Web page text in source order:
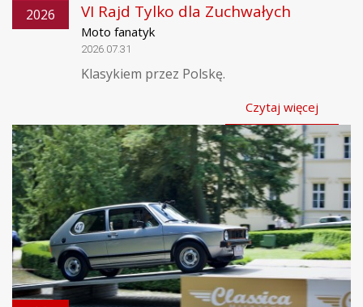
2026
VI Rajd Tylko dla Zuchwałych
Moto fanatyk
2026.07.31
Klasykiem przez Polskę.
Czytaj więcej